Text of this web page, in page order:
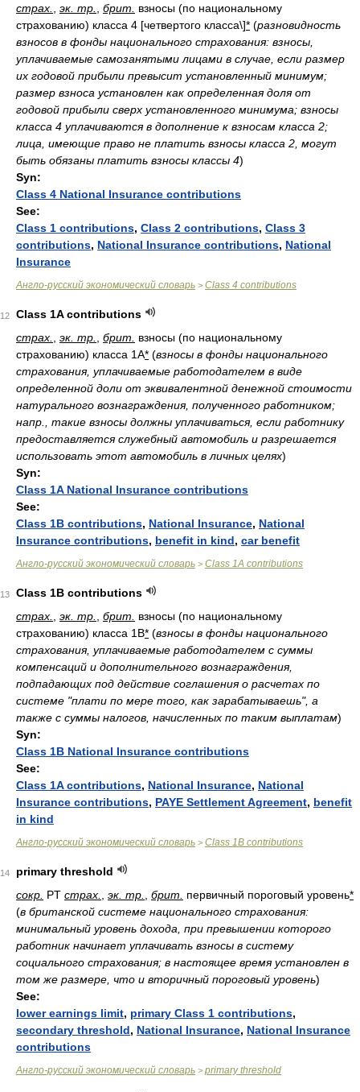
страх. эк. тр. брит.
взносы (по национальному
страхованию) класса 4 [четвертого класса\]* (разновидность
взносов в фонды национального страхования: взносы,
уплачиваемые самозанятыми лицами в случае, если размер
их годовой прибыли превысит установленный минимум;
размер взноса установлен как определенная доля от
годовой прибыли сверх установленного минимума; взносы
класса 4 уплачиваются в дополнение к взносам класса 2;
лица, имеющие право не платить взносы класса 2, могут
быть обязаны платить взносы классы 4)
Syn:
Class 4 National Insurance contributions
See:
Class 1 contributions, Class 2 contributions, Class 3
contributions, National Insurance contributions, National
Insurance
Англо-русский экономический словарь > Class 4 contributions
12
Class 1A contributions
страх.
эк. тр. брит.
взносы (по национальному
страхованию) класса 1A* (взносы в фонды национального
страхования, уплачиваемые работодателем в виде
определенной доли от эквивалентной денежной стоимости
натурального вознаграждения, полученного работником;
напр., такие взносы должны уплачиваться, если работнику
предоставляется служебный автомобиль и разрешается
использовать этот автомобиль в личных целях)
Syn:
Class 1A National Insurance contributions
See:
Class 1B contributions, National Insurance, National
Insurance contributions, benefit in kind, car benefit
Англо-русский экономический словарь > Class 1A contributions
13
Class 1B contributions
страх.
эк. тр. брит.
взносы (по национальному
страхованию) класса 1B* (взносы в фонды национального
страхования, уплачиваемые работодателем с суммы
компенсаций и дополнительного вознаграждения,
подпадающих под действие соглашения о расчетах по
системе "плати по мере того, как зарабатываешь", а
также с суммы налогов, начисленных по таким выплатам)
Syn:
Class 1B National Insurance contributions
See:
Class 1A contributions, National Insurance, National
Insurance contributions, PAYE Settlement Agreement, benefit
in kind
Англо-русский экономический словарь > Class 1B contributions
14
primary threshold
сокр. PT страх. эк. тр. брит. первичный пороговый уровень*
(в британской системе национального страхования:
минимальный уровень дохода, при превышении которого
работник начинает уплачивать взносы в систему
социального страхования; в настоящее время установлен в
том же размере, что и вторичный пороговый уровень)
See:
lower earnings limit, primary Class 1 contributions,
secondary threshold, National Insurance, National Insurance
contributions
Англо-русский экономический словарь > primary threshold